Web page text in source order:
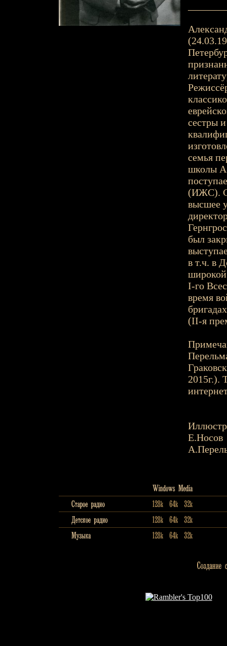
сестры
семья
школы
(ИЖС).
высшее
был
в т.ч. в
I-го
время
(II-я
2015г.).
Е.Носов